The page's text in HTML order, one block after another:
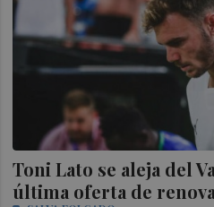
Toni Lato se aleja del
última oferta de